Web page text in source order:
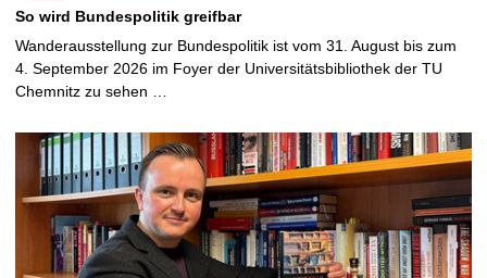
So wird Bundespolitik greifbar
Wanderausstellung zur Bundespolitik ist vom 31. August bis zum
4. September 2026 im Foyer der Universitätsbibliothek der TU
Chemnitz zu sehen …